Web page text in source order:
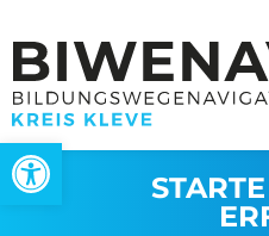
Werkzeugleiste öffnen